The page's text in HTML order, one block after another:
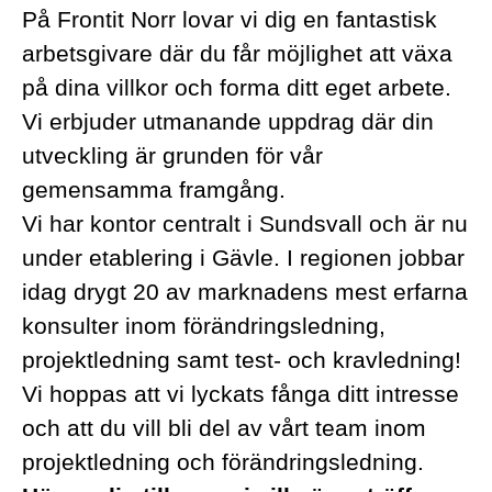
På Frontit Norr lovar vi dig en fantastisk
arbetsgivare där du får möjlighet att växa
på dina villkor och forma ditt eget arbete.
Vi erbjuder utmanande uppdrag där din
utveckling är grunden för vår
gemensamma framgång.
Vi har kontor centralt i Sundsvall och är nu
under etablering i Gävle. I regionen jobbar
idag drygt 20 av marknadens mest erfarna
konsulter inom förändringsledning,
projektledning samt test- och kravledning!
Vi hoppas att vi lyckats fånga ditt intresse
och att du vill bli del av vårt team inom
projektledning och förändringsledning.